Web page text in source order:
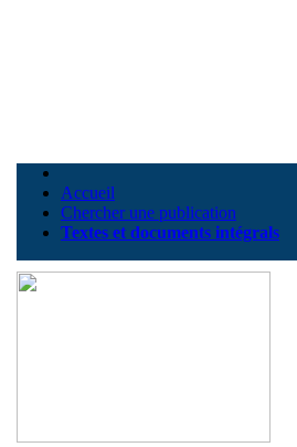
Accueil
Chercher une publication
Textes et documents intégrals